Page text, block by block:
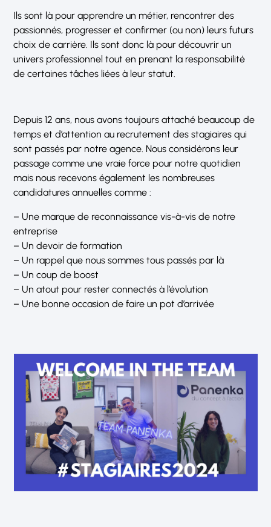
Ils sont là pour apprendre un métier, rencontrer des
passionnés, progresser et confirmer (ou non) leurs futurs
choix de carrière. Ils sont donc là pour découvrir un
univers professionnel tout en prenant la responsabilité
de certaines tâches liées à leur statut.
Depuis 12 ans, nous avons toujours attaché beaucoup de
temps et d’attention au recrutement des stagiaires qui
sont passés par notre agence. Nous considérons leur
passage comme une vraie force pour notre quotidien
mais nous recevons également les nombreuses
candidatures annuelles comme :
– Une marque de reconnaissance vis-à-vis de notre
entreprise
– Un devoir de formation ‍
– Un rappel que nous sommes tous passés par là ‍
– Un coup de boost
– Un atout pour rester connectés à l’évolution
– Une bonne occasion de faire un pot d’arrivée